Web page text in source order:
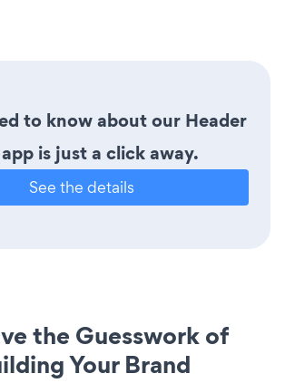
to know about our Header
is just a click away.
See the details
the Guesswork of
Your Brand